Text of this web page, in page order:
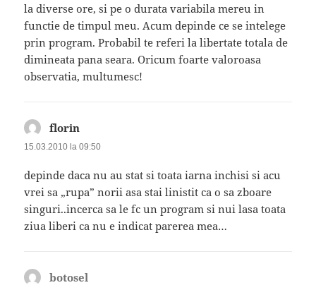
la diverse ore, si pe o durata variabila mereu in
functie de timpul meu. Acum depinde ce se intelege
prin program. Probabil te referi la libertate totala de
dimineata pana seara. Oricum foarte valoroasa
observatia, multumesc!
florin
15.03.2010 la 09:50
depinde daca nu au stat si toata iarna inchisi si acu
vrei sa „rupa” norii asa stai linistit ca o sa zboare
singuri..incerca sa le fc un program si nui lasa toata
ziua liberi ca nu e indicat parerea mea…
botosel